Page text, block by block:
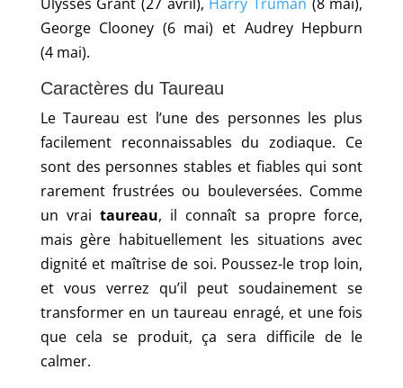
George Clooney (6 mai) et Audrey Hepburn
(4 mai).
Caractères du Taureau
Le Taureau est l’une des personnes les plus
facilement reconnaissables du zodiaque. Ce
sont des personnes stables et fiables qui sont
rarement frustrées ou bouleversées. Comme
un vrai taureau, il connaît sa propre force,
mais gère habituellement les situations avec
dignité et maîtrise de soi. Poussez-le trop loin,
et vous verrez qu’il peut soudainement se
transformer en un taureau enragé, et une fois
que cela se produit, ça sera difficile de le
calmer.